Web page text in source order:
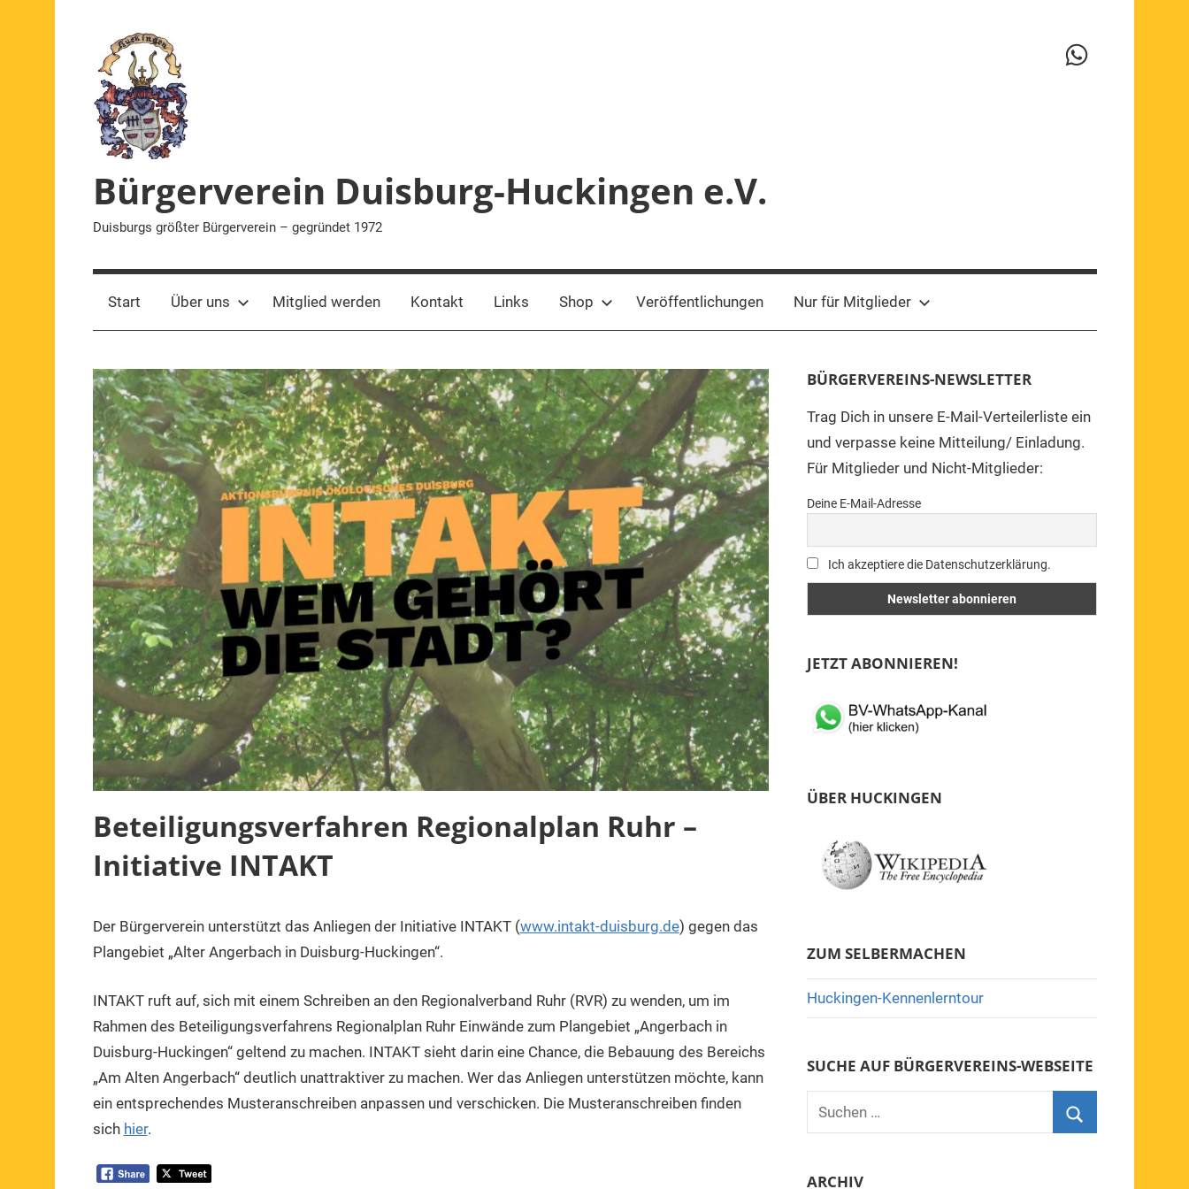
Bürgerverein Duisburg-Huckingen e.V.
Duisburgs größter Bürgerverein – gegründet 1972
WhatsApp-
Start Über uns Mitglied werden Kontakt Links Shop Veröffentlichungen Nur für Mitglieder
Beteiligungsverfahren Regionalplan Ruhr –
Initiative INTAKT
15.
Februar
1.
Vorsitzender
Mitteilung
Der Bürgerverein unterstützt das Anliegen der Initiative INTAKT (www.intakt-duisburg.de) gegen das
Plangebiet „Alter Angerbach in Duisburg-Huckingen“.
INTAKT ruft auf, sich mit einem Schreiben an den Regionalverband Ruhr (RVR) zu wenden, um im
Rahmen des Beteiligungsverfahrens Regionalplan Ruhr Einwände zum Plangebiet „Angerbach in
Duisburg-Huckingen“ geltend zu machen. INTAKT sieht darin eine Chance, die Bebauung des Bereichs
„Am Alten Angerbach“ deutlich unattraktiver zu machen. Wer das Anliegen unterstützen möchte, kann
ein entsprechendes Musteranschreiben anpassen und verschicken. Die Musteranschreiben finden
sich hier.
BÜRGERVEREINS-NEWSLETTER
Trag Dich in unsere E-Mail-Verteilerliste ein
und verpasse keine Mitteilung/ Einladung.
Für Mitglieder und Nicht-Mitglieder:
Deine E-Mail-Adresse
Ich akzeptiere die Datenschutzerklärung.
JETZT ABONNIEREN!
ÜBER HUCKINGEN
ZUM SELBERMACHEN
Huckingen-Kennenlerntour
SUCHE AUF BÜRGERVEREINS-WEBSEITE
Suchen
nach:
ARCHIV